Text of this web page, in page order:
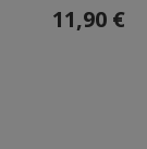
11,90 €